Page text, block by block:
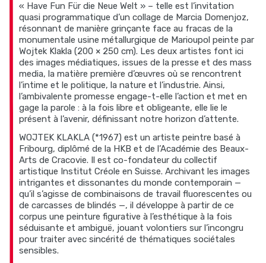
« Have Fun Für die Neue Welt » – telle est l’invitation
quasi programmatique d’un collage de Marcia Domenjoz,
résonnant de manière grinçante face au fracas de la
monumentale usine métallurgique de Marioupol peinte par
Wojtek Klakla (200 × 250 cm). Les deux artistes font ici
des images médiatiques, issues de la presse et des mass
media, la matière première d’œuvres où se rencontrent
l’intime et le politique, la nature et l’industrie. Ainsi,
l’ambivalente promesse engage-t-elle l’action et met en
gage la parole : à la fois libre et obligeante, elle lie le
présent à l’avenir, définissant notre horizon d’attente.
WOJTEK KLAKLA (*1967) est un artiste peintre basé à
Fribourg, diplômé de la HKB et de l’Académie des Beaux-
Arts de Cracovie. Il est co-fondateur du collectif
artistique Institut Créole en Suisse. Archivant les images
intrigantes et dissonantes du monde contemporain —
qu’il s’agisse de combinaisons de travail fluorescentes ou
de carcasses de blindés —, il développe à partir de ce
corpus une peinture figurative à l’esthétique à la fois
séduisante et ambiguë, jouant volontiers sur l’incongru
pour traiter avec sincérité de thématiques sociétales
sensibles.